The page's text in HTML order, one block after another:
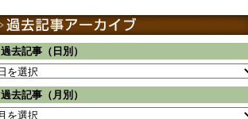
過去記事（日別）
過去記事（月別）